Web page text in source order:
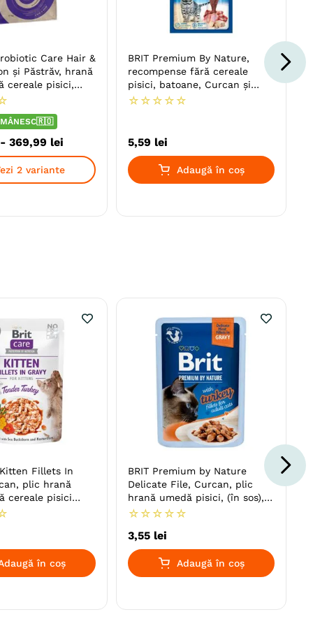
Care Hair &
și Păstrăv, hrană
cereale pisici,
sistem digestiv
- 369,99 lei
2 variante
BRIT Premium By Nature,
recompense fără cereale
pisici, batoane, Curcan și
Miel, 3buc
☆ ☆ ☆ ☆ ☆
5,59 lei
Adaugă în coș
Kitten Fillets In
plic hrană
cereale pisici
85g
în coș
BRIT Premium by Nature
Delicate File, Curcan, plic
hrană umedă pisici, (în sos),
85g
☆ ☆ ☆ ☆ ☆
3,55 lei
Adaugă în coș